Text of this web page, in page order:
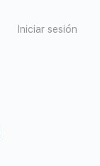
Iniciar sesión